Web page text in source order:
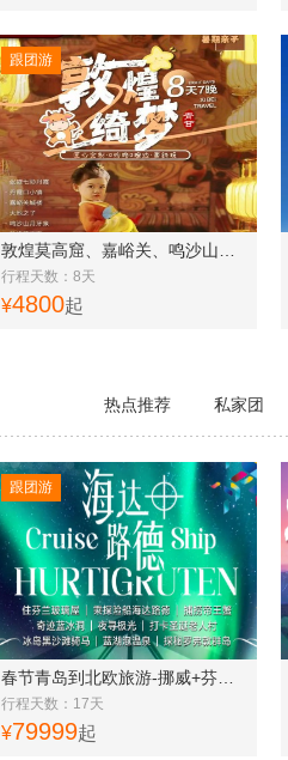
行程天数：8天
¥4800起
跟团游
热点推荐 私家团
行程天数：17天
¥79999起
跟团游